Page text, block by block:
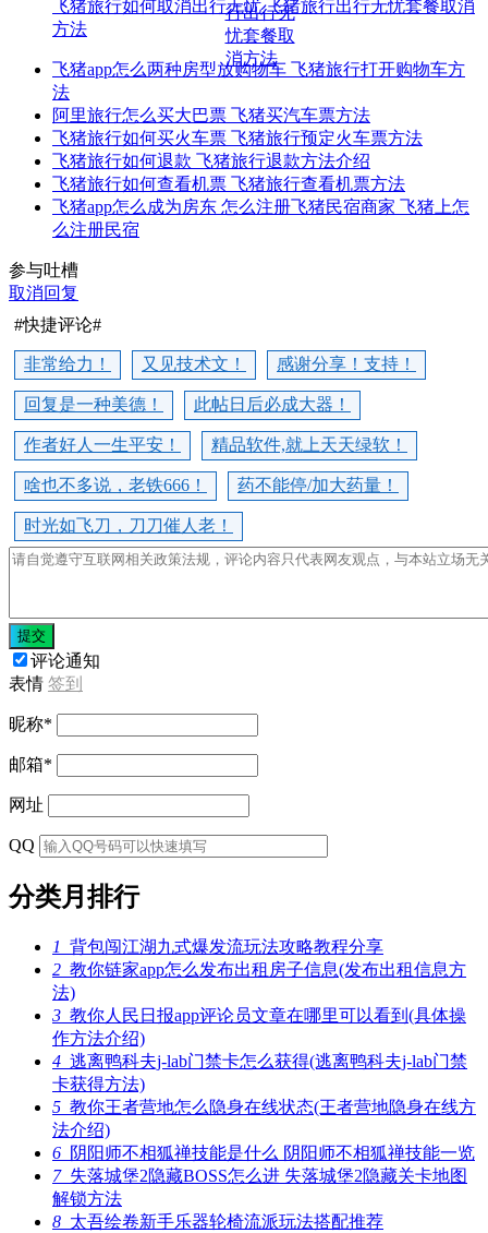
飞猪旅行如何取消出行无忧 飞猪旅行出行无忧套餐取消
方法
飞猪app怎么两种房型放购物车 飞猪旅行打开购物车方
法
阿里旅行怎么买大巴票 飞猪买汽车票方法
飞猪旅行如何买火车票 飞猪旅行预定火车票方法
飞猪旅行如何退款 飞猪旅行退款方法介绍
飞猪旅行如何查看机票 飞猪旅行查看机票方法
飞猪app怎么成为房东 怎么注册飞猪民宿商家 飞猪上怎
么注册民宿
参与吐槽
取消回复
#快捷评论#
非常给力！ 又见技术文！ 感谢分享！支持！
回复是一种美德！ 此帖日后必成大器！
作者好人一生平安！ 精品软件,就上天天绿软！
啥也不多说，老铁666！ 药不能停/加大药量！
时光如飞刀，刀刀催人老！
提交
评论通知
表情 签到
昵称*
邮箱*
网址
QQ
分类月排行
1 背包闯江湖九式爆发流玩法攻略教程分享
2 教你链家app怎么发布出租房子信息(发布出租信息方
法)
3 教你人民日报app评论员文章在哪里可以看到(具体操
作方法介绍)
4 逃离鸭科夫j-lab门禁卡怎么获得(逃离鸭科夫j-lab门禁
卡获得方法)
5 教你王者营地怎么隐身在线状态(王者营地隐身在线方
法介绍)
6 阴阳师不相狐禅技能是什么 阴阳师不相狐禅技能一览
7失落城堡2隐藏BOSS怎么进 失落城堡2隐藏关卡地图
解锁方法
8 太吾绘卷新手乐器轮椅流派玩法搭配推荐